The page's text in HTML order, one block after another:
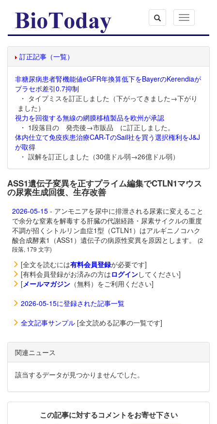
Toggle
navigation
訂正記事（一覧）
非糖尿病患者腎機能値eGFR年換算低下をBayerのKerendiaが
プラセボ差引0.7抑制
・ タイプミスを訂正しました（下がってきました→下がり
ました）
視力を回復する無線の網膜移植製品を欧州が承認
・ 1段落目の 発売後→市販品 に訂正しました。
体内仕立て免疫疾患治療CAR-TのSail社を買う選択権利をJ&J
が取得
・ 誤解を訂正しました（30億ドル弱→26億ドル弱）
ASS1遺伝子変異を正すプライム編集でCTLN1マウス
の尿素生成回復、生存改善
2026-05-15 - アンモニアを尿中に排泄される尿素に変えること
で余分な窒素を解毒する肝臓の代謝経路・尿素サイクルの重度
不調が招くシトルリン血症1型（CTLN1）はアルギニノコハク
酸合成酵素1（ASS1）遺伝子の病原性変異を原因とします。
(2
段落, 179 文字)
[全文を読むには有料会員登録が必要です]
[有料会員登録がお済みの方はログインしてください]
[メールマガジン （無料）をご利用ください]
2026-05-15に登録された記事一覧
全文記事サンプル [全文読める記事の一覧です]
関連ニュース
該当するデータが見つかりませんでした。
この記事に対するコメントをお寄せ下さい